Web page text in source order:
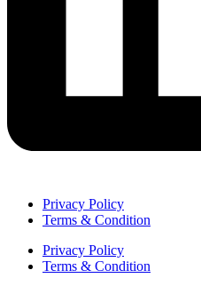
Privacy Policy
Terms & Condition
Privacy Policy
Terms & Condition